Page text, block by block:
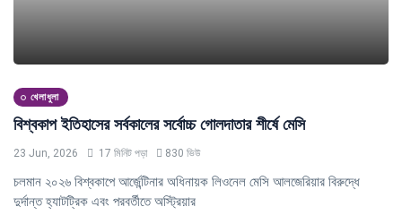
খেলাধুলা
বিশ্বকাপ ইতিহাসের সর্বকালের সর্বোচ্চ গোলদাতার শীর্ষে মেসি
23 Jun, 2026 17 মিনিট পড়া 830 ভিউ
চলমান ২০২৬ বিশ্বকাপে আর্জেন্টিনার অধিনায়ক লিওনেল মেসি আলজেরিয়ার বিরুদ্ধে
দুর্দান্ত হ্যাটট্রিক এবং পরবর্তীতে অস্ট্রিয়ার